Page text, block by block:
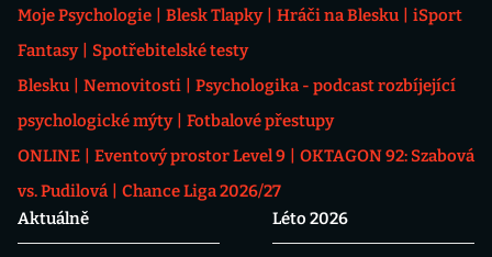
Moje Psychologie Blesk Tlapky Hráči na Blesku
iSport
Fantasy
Spotřebitelské testy
Blesku
Nemovitosti
Psychologika - podcast rozbíjející
psychologické mýty
Fotbalové přestupy
ONLINE
Eventový prostor Level 9
OKTAGON 92: Szabová
vs. Pudilová
Chance Liga 2026/27
Aktuálně
Léto 2026